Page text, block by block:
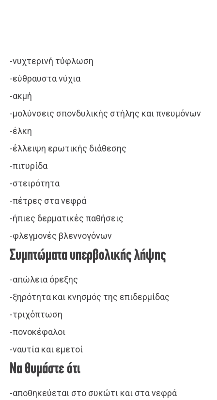
-νυχτερινή τύφλωση
-εύθραυστα νύχια
-ακμή
-μολύνσεις σπονδυλικής στήλης και πνευμόνων
-έλκη
-έλλειψη ερωτικής διάθεσης
-πιτυρίδα
-στειρότητα
-πέτρες στα νεφρά
-ήπιες δερματικές παθήσεις
-φλεγμονές βλεννογόνων
Συμπτώματα υπερβολικής λήψης
-απώλεια όρεξης
-ξηρότητα και κνησμός της επιδερμίδας
-τριχόπτωση
-πονοκέφαλοι
-ναυτία και εμετοί
Να θυμάστε ότι
-αποθηκεύεται στο συκώτι και στα νεφρά